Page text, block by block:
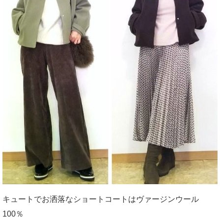
キュートでお洒落なショートコートはヴァージンウール
100％